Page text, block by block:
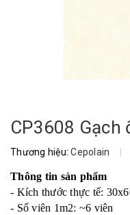
CP3608 Gạch
Thương hiệu:Cepolain
Thông tin sản phẩm
- Kích thước thực tế:
- Số viên 1m2: ~6 viên